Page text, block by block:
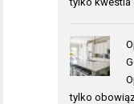
tylko